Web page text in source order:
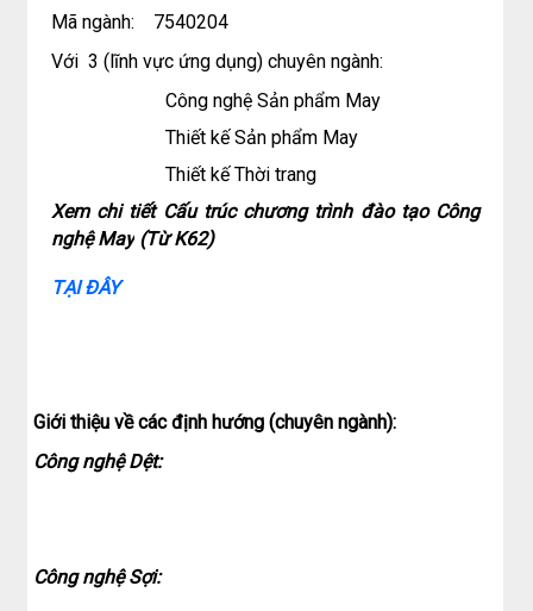
Mã ngành: 7540204
Với 3 (lĩnh vực ứng dụng) chuyên ngành:
Công nghệ Sản phẩm May
Thiết kế Sản phẩm May
Thiết kế Thời trang
Xem chi tiết Cấu trúc chương trình đào tạo Công
nghệ May (Từ K62)
TẠI ĐÂY
Giới thiệu về các định hướng (chuyên ngành):
Công nghệ Dệt:
Công nghệ Sợi: